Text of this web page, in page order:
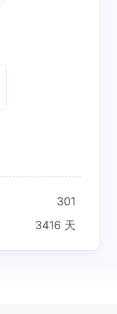
301
3416 天